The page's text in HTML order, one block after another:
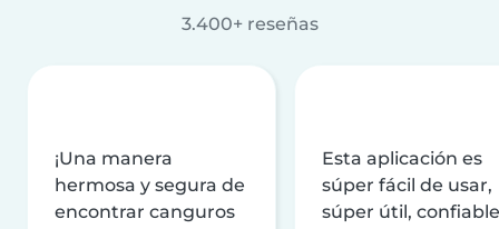
3.400+ reseñas
¡Una manera
hermosa y segura de
encontrar canguros
Esta aplicación es
súper fácil de usar,
súper útil,